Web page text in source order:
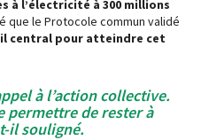
à l’électricité à 300 millions
que le Protocole commun validé
central pour atteindre cet
à l’action collective.
permettre de rester à
il souligné.